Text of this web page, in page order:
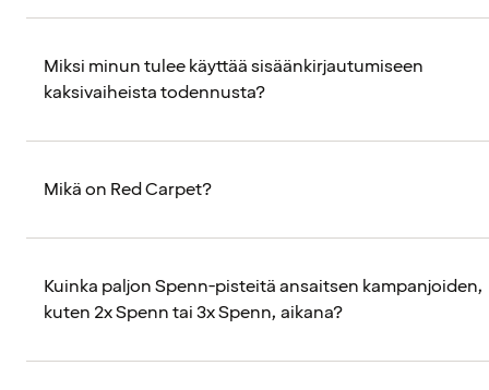
Miksi minun tulee käyttää sisäänkirjautumiseen
kaksivaiheista todennusta?
Mikä on Red Carpet?
Kuinka paljon Spenn-pisteitä ansaitsen kampanjoiden,
kuten 2x Spenn tai 3x Spenn, aikana?